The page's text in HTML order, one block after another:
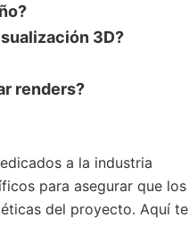
3D?
renders?
a la industria
para asegurar que los
del proyecto. Aquí te